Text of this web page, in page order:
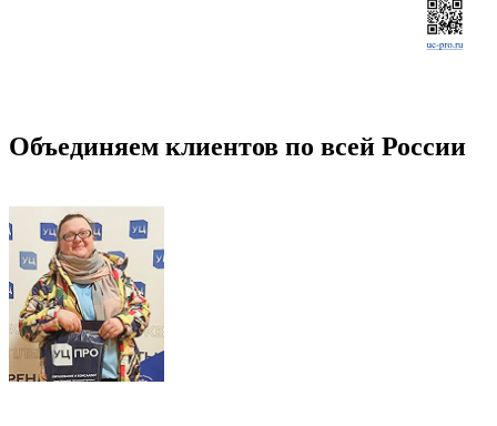
Объединяем клиентов по всей России